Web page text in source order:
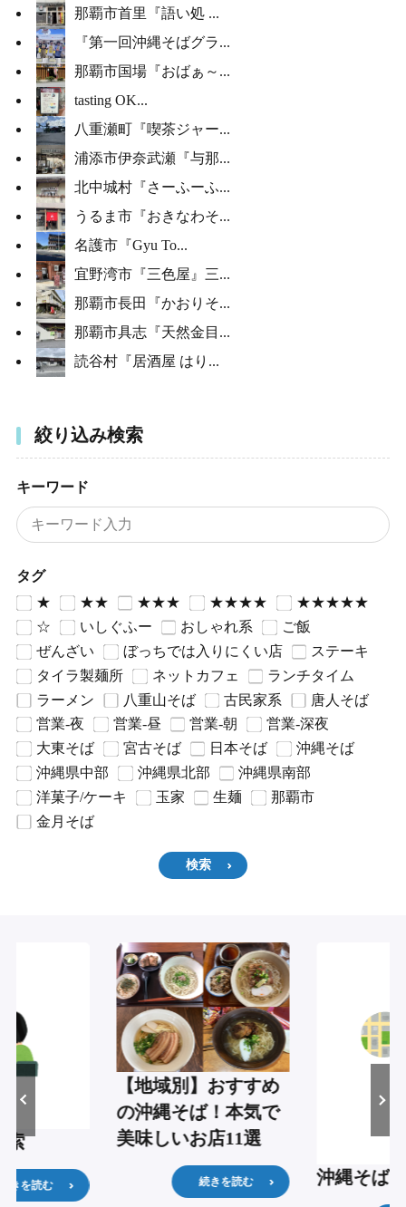
那覇市首里『語い処 ...
『第一回沖縄そばグラ...
那覇市国場『おばぁ～...
tasting OK...
八重瀬町『喫茶ジャー...
浦添市伊奈武瀬『与那...
北中城村『さーふーふ...
うるま市『おきなわそ...
名護市『Gyu To...
宜野湾市『三色屋』三...
那覇市長田『かおりそ...
那覇市具志『天然金目...
読谷村『居酒屋 はり...
絞り込み検索
キーワード
タグ
★ ★★ ★★★ ★★★★
★★★★★
☆
いしぐふー おしゃれ系
ご飯
ぜんざい
ぼっちでは入りにくい店
ステーキ
タイラ製麺所
ネットカフェ
ランチタイム
ラーメン
八重山そば 古民家系
唐人そば
営業-夜
営業-昼 営業-朝
営業-深夜
大東そば
宮古そば 日本そば
沖縄そば
沖縄県中部
沖縄県北部
沖縄県南部
洋菓子/ケーキ
玉家 生麺
那覇市
金月そば
検索
索
きを読む
【地域別】おすすめ
の沖縄そば！本気で
美味しいお店11選
続きを読む 沖縄そば